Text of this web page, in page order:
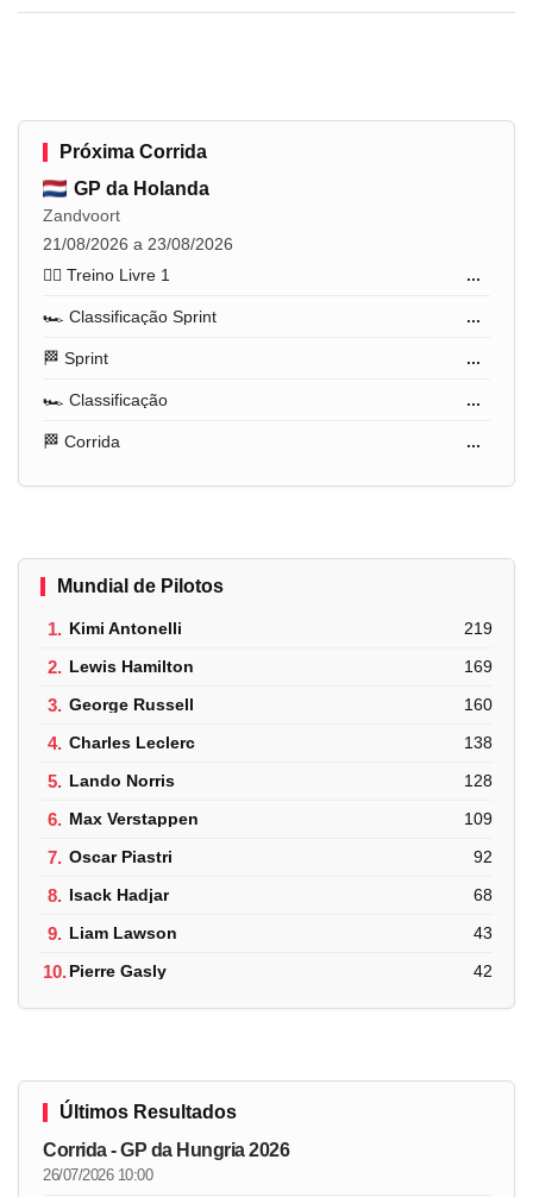
Próxima Corrida
GP da Holanda
Zandvoort
21/08/2026 a 23/08/2026
🏋️‍♂️ Treino Livre 1
...
🏎️ Classificação Sprint ...
🏁 Sprint ...
🏎️ Classificação ...
🏁 Corrida ...
Mundial de Pilotos
1. Kimi Antonelli 219
2. Lewis Hamilton 169
3. George Russell 160
4. Charles Leclerc 138
5. Lando Norris 128
6. Max Verstappen 109
7. Oscar Piastri 92
8. Isack Hadjar 68
9. Liam Lawson 43
10.Pierre Gasly 42
Últimos Resultados
Corrida - GP da Hungria 2026
26/07/2026 10:00